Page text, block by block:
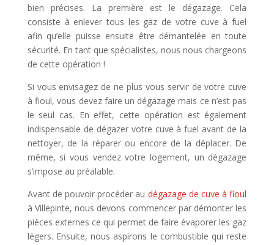
bien précises. La première est le dégazage. Cela
consiste à enlever tous les gaz de votre cuve à fuel
afin qu’elle puisse ensuite être démantelée en toute
sécurité. En tant que spécialistes, nous nous chargeons
de cette opération !
Si vous envisagez de ne plus vous servir de votre cuve
à fioul, vous devez faire un dégazage mais ce n’est pas
le seul cas. En effet, cette opération est également
indispensable de dégazer votre cuve à fuel avant de la
nettoyer, de la réparer ou encore de la déplacer. De
même, si vous vendez votre logement, un dégazage
s’impose au préalable.
Avant de pouvoir procéder au dégazage de cuve à fioul
à Villepinte, nous devons commencer par démonter les
pièces externes ce qui permet de faire évaporer les gaz
légers. Ensuite, nous aspirons le combustible qui reste